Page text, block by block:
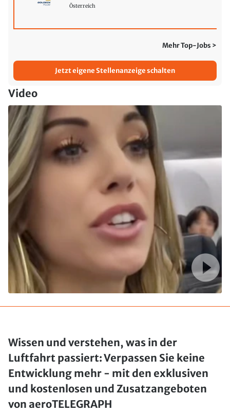
Österreich
Mehr Top-Jobs >
Jetzt eigene Stellenanzeige schalten
Video
Wissen und verstehen, was in der
Luftfahrt passiert: Verpassen Sie keine
Entwicklung mehr - mit den exklusiven
und kostenlosen und Zusatzangeboten
von aeroTELEGRAPH